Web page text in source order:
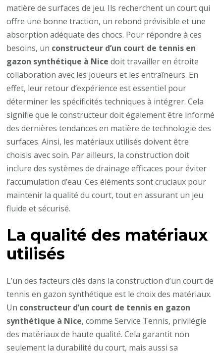
?
matière de surfaces de jeu. Ils recherchent un court qui
offre une bonne traction, un rebond prévisible et une
absorption adéquate des chocs. Pour répondre à ces
besoins, un constructeur d’un court de tennis en
gazon synthétique à Nice doit travailler en étroite
collaboration avec les joueurs et les entraîneurs. En
effet, leur retour d’expérience est essentiel pour
déterminer les spécificités techniques à intégrer. Cela
signifie que le constructeur doit également être informé
des dernières tendances en matière de technologie des
surfaces. Ainsi, les matériaux utilisés doivent être
choisis avec soin. Par ailleurs, la construction doit
inclure des systèmes de drainage efficaces pour éviter
l’accumulation d’eau. Ces éléments sont cruciaux pour
maintenir la qualité du court, tout en assurant un jeu
fluide et sécurisé.
La qualité des matériaux
utilisés
L’un des facteurs clés dans la construction d’un court de
tennis en gazon synthétique est le choix des matériaux.
Un constructeur d’un court de tennis en gazon
synthétique à Nice, comme Service Tennis, privilégie
des matériaux de haute qualité. Cela garantit non
seulement la durabilité du court, mais aussi sa